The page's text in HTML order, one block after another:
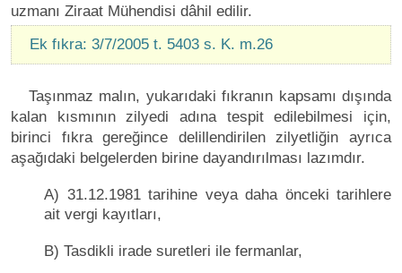
uzmanı Ziraat Mühendisi dâhil edilir.
Ek fıkra: 3/7/2005 t. 5403 s. K. m.26
Taşınmaz malın, yukarıdaki fıkranın kapsamı dışında
kalan kısmının zilyedi adına tespit edilebilmesi için,
birinci fıkra gereğince delillendirilen zilyetliğin ayrıca
aşağıdaki belgelerden birine dayandırılması lazımdır.
A) 31.12.1981 tarihine veya daha önceki tarihlere
ait vergi kayıtları,
B) Tasdikli irade suretleri ile fermanlar,